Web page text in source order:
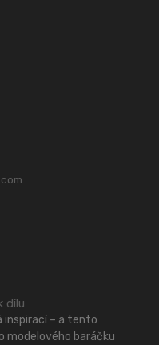
dílu
inspirací – a tento
modelového baráčku